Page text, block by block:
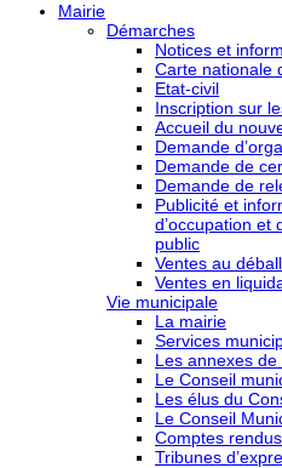
Mairie
Démarches
Notices et
Carte nationale
Etat-civil
Inscription sur
Accueil du
Demande
Demande de
Demande de
Publicité et
d’occupation et
public
Ventes au
Ventes en
Vie municipale
La mairie
Services
Les annexes de
Le Conseil
Les élus du
Le Conseil
Comptes
Tribunes